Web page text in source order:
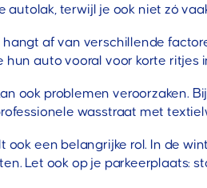
autolak, terwijl je ook niet zó
af van verschillende
hun auto vooral voor korte
ook problemen veroorzaken.
wasstraat met
ook een belangrijke rol. In de
Let ook op je parkeerplaats: